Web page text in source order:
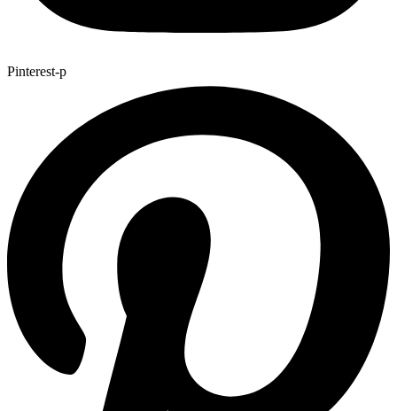
Pinterest-p